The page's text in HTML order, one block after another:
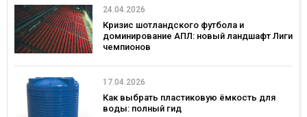
24.04.2026
Кризис шотландского футбола и
доминирование АПЛ: новый ландшафт Лиги
чемпионов
17.04.2026
Как выбрать пластиковую ёмкость для
воды: полный гид